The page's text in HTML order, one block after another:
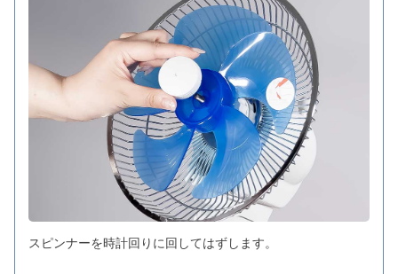
スピンナーを時計回りに回してはずします。